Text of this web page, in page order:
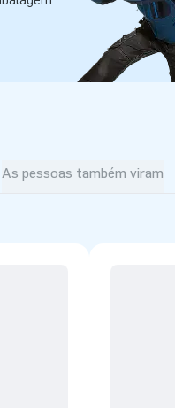
As pessoas também viram